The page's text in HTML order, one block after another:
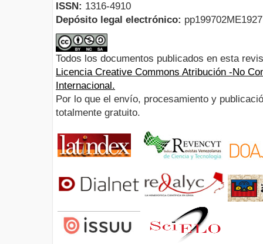
ISSN: 1316-4910
Depósito legal electrónico:
Todos los documentos publicados en esta
Licencia Creative Commons Atribución -No
Internacional.
Por lo que el envío, procesamiento y
totalmente gratuito.